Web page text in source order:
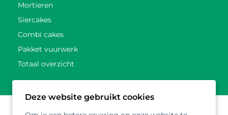
Mortieren
Siercakes
Combi cakes
Pakket vuurwerk
Totaal overzicht
Deze website gebruikt cookies